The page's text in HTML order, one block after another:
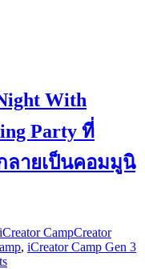
With
Party ที่
ลายเป็นคอมมูนิ
iCreator CampCreator
, iCreator Camp Gen 3